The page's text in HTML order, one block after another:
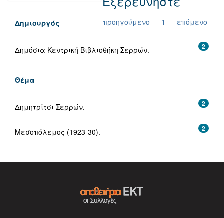
προηγούμενο 1 επόμενο
Δημιουργός
2
Δημόσια Κεντρική Βιβλιοθήκη Σερρών.
Θέμα
2
Δημητρίτσι Σερρών.
2
Μεσοπόλεμος (1923-30).